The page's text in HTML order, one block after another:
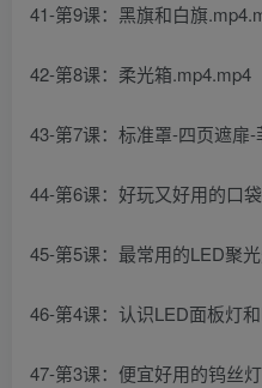
41-第9课：黑旗和白旗
42-第8课：柔光箱.mp4.mp4
43-第7课：标准罩-四页遮扉
44-第6课：好玩又好用的口
45-第5课：最常用的LED聚
46-第4课：认识LED面板灯
47-第3课：便宜好用的钨丝